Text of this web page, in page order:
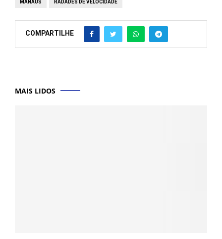
MANAUS RADADES DE VELOCIDADE
COMPARTILHE
MAIS LIDOS